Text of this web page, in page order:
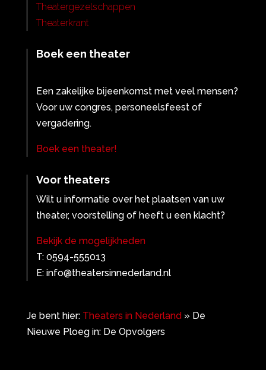
Theatergezelschappen
Theaterkrant
Boek een theater
Een zakelijke bijeenkomst met veel mensen?
Voor uw congres, personeelsfeest of
vergadering.
Boek een theater!
Voor theaters
Wilt u informatie over het plaatsen van uw
theater, voorstelling of heeft u een klacht?
Bekijk de mogelijkheden
T: 0594-555013
E: info@theatersinnederland.nl
Je bent hier: Theaters in Nederland» De
Nieuwe Ploeg in: De Opvolgers